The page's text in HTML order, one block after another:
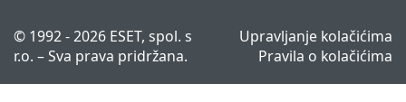
© 1992 - 2026 ESET, spol. s
r.o. – Sva prava pridržana.
Upravljanje kolačićima
Pravila o kolačićima